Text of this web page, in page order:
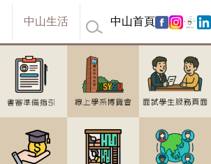
中山生活 中山首頁